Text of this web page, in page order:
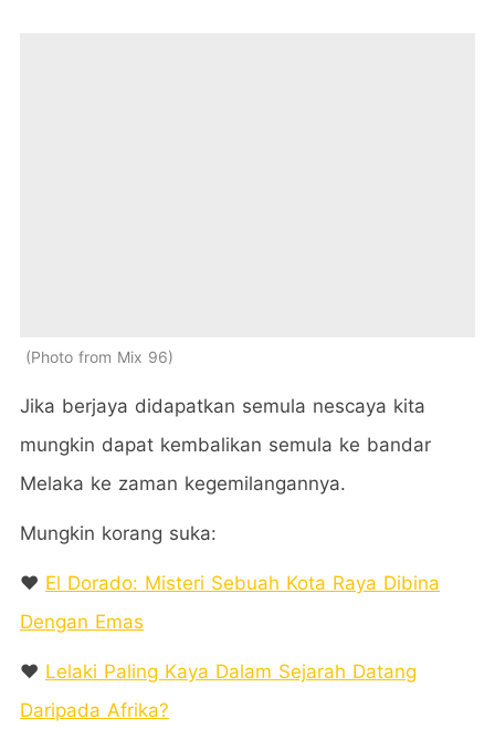
Photo from Mix 96
Jika berjaya didapatkan semula nescaya kita
mungkin dapat kembalikan semula ke bandar
Melaka ke zaman kegemilangannya.
Mungkin korang suka:
❤️ El Dorado: Misteri Sebuah Kota Raya Dibina
Dengan Emas
❤️ Lelaki Paling Kaya Dalam Sejarah Datang
Daripada Afrika?